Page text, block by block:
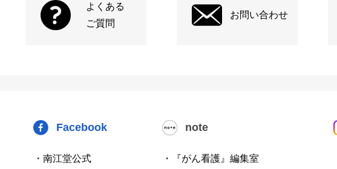
よくある
ご質問
お問い合わせ
Facebook
・南江堂公式
note
・『がん看護』編集室